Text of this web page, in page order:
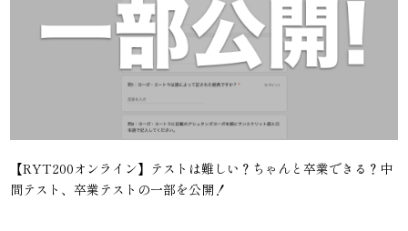
【RYT200オンライン】テストは難しい？ちゃんと卒業できる？中
間テスト、卒業テストの一部を公開！